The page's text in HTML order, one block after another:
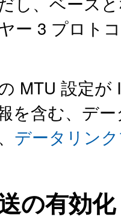
ー 3 プロト
MTU 設定
を含む、デ
データリン
の有効化